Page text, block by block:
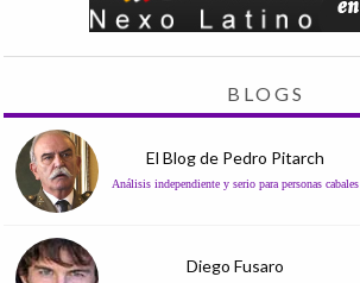
BLOGS
El Blog de Pedro Pitarch
Análisis independiente y serio para personas cabales
Diego Fusaro